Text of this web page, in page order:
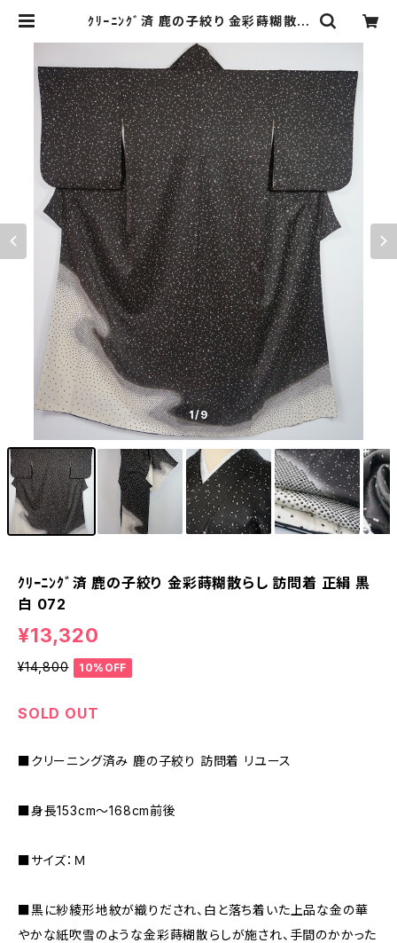
ｸﾘｰﾆﾝｸﾞ済 鹿の子絞り 金彩蒔糊散ら
Re:和 [online store] キモノリワ
着物 帯
1/9
ｸﾘｰﾆﾝｸﾞ済 鹿の子絞り 金彩蒔糊散らし 訪問着 正絹 黒
白 072
¥13,320
¥14,800 10%OFF
SOLD OUT
■クリーニング済み 鹿の子絞り 訪問着 リユース
■身長153cm～168cm前後
■サイズ：Ｍ
■黒に紗綾形地紋が織りだされ、白と落ち着いた上品な金の華
やかな紙吹雪のような金彩蒔糊散らしが施され、手間のかかった